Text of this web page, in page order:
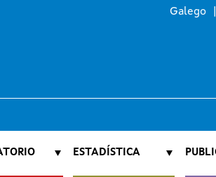
Galego
ESTADÍSTICA